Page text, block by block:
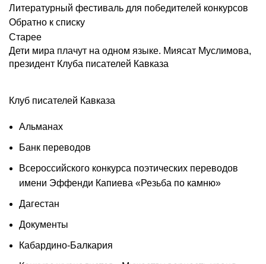
Литературный фестиваль для победителей конкурсов
Обратно к списку
Старее
Дети мира плачут на одном языке. Миясат Муслимова,
президент Клуба писателей Кавказа
Клуб писателей Кавказа
Альманах
Банк переводов
Всероссийского конкурса поэтических переводов
имени Эффенди Капиева «Резьба по камню»
Дагестан
Документы
Кабардино-Балкария